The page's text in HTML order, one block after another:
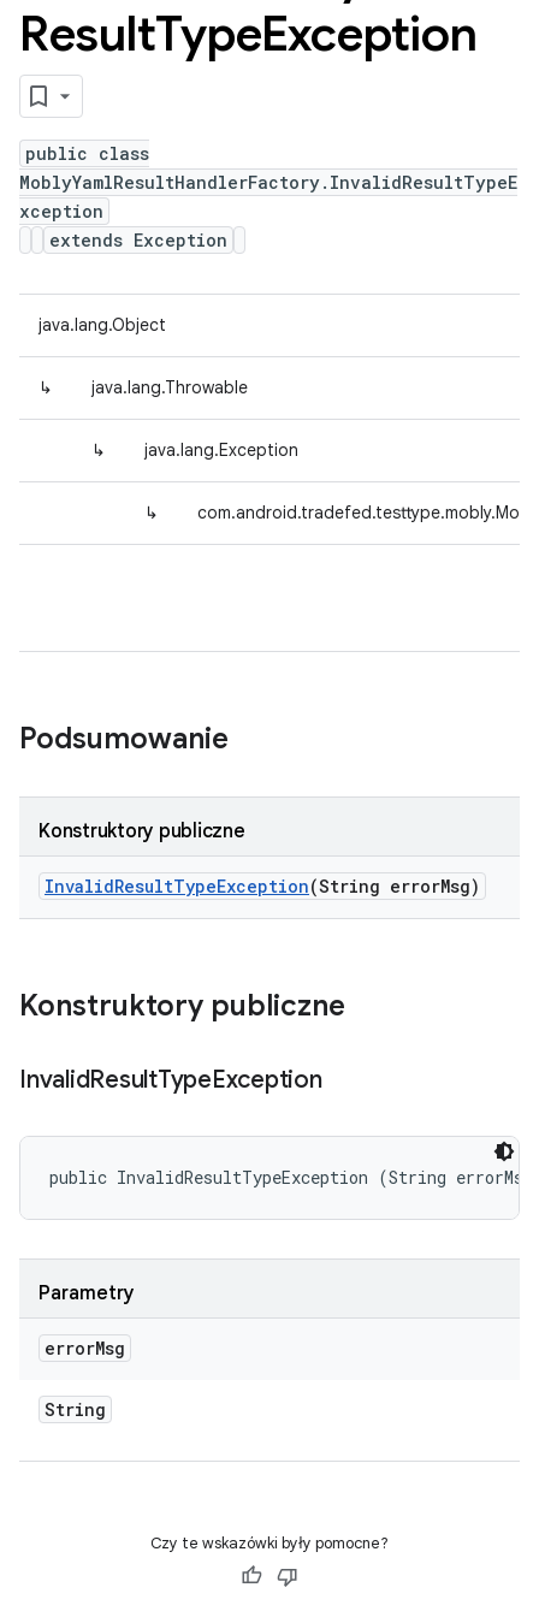
ResultTypeException
public class
MoblyYamlResultHandlerFactory.InvalidResultTypeE
xception
extends Exception
java.lang.Object
↳ java.lang.Throwable
↳ java.lang.Exception
↳
Podsumowanie
Konstruktory publiczne
InvalidResultTypeException(String errorMsg)
Konstruktory publiczne
InvalidResultTypeException
public InvalidResultTypeException (String
Parametry
errorMsg
String
Czy te wskazówki były pomocne?